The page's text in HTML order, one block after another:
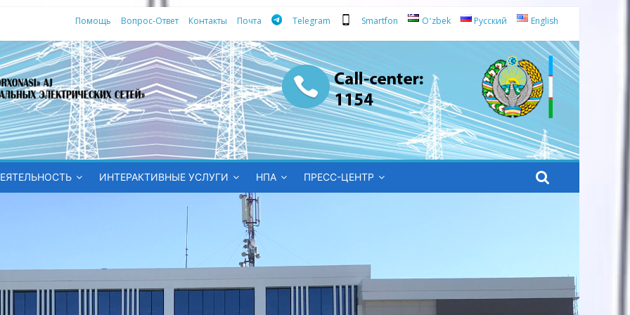
Помощь Вопрос-Ответ Контакты Почта Telegram Smartfon Oʻzbek Русский English
ИНТЕРАКТИВНЫЕ УСЛУГИ НПА ПРЕСС-ЦЕНТР